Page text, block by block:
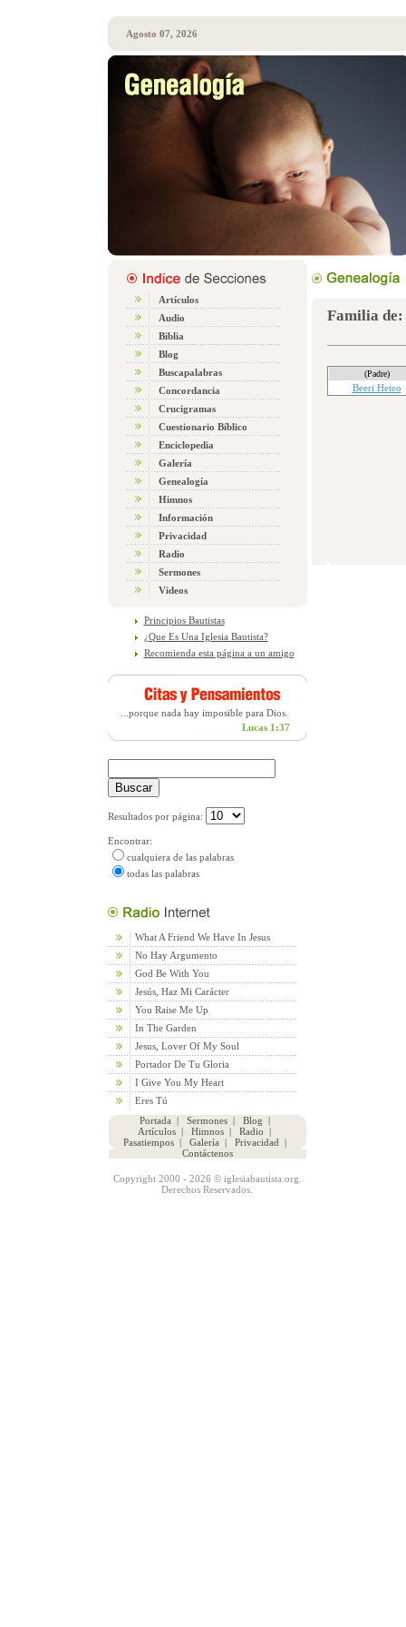
Agosto 07, 2026
Artículos
Audio
Biblia
Blog
Buscapalabras
Concordancia
Crucigramas
Cuestionario Bíblico
Enciclopedia
Galería
Genealogía
Himnos
Información
Privacidad
Radio
Sermones
Videos
Principios Bautistas
¿Que Es Una Iglesia Bautista?
Recomienda esta página a un amigo
...porque nada hay imposible para Dios.
Lucas 1:37
Resultados por página:
Encontrar:
cualquiera de las palabras
todas las palabras
What A Friend We Have In Jesus
No Hay Argumento
God Be With You
Jesús, Haz Mi Carácter
You Raise Me Up
In The Garden
Jesus, Lover Of My Soul
Portador De Tu Gloria
I Give You My Heart
Eres Tú
Familia
(Padre)
Beeri Heteo
Portada | Sermones| Blog |
Artículos | Himnos | Radio |
Pasatiempos| Galería | Privacidad |
Contáctenos
Copyright 2000 - 2026 © iglesiabautista.org.
Derechos Reservados.